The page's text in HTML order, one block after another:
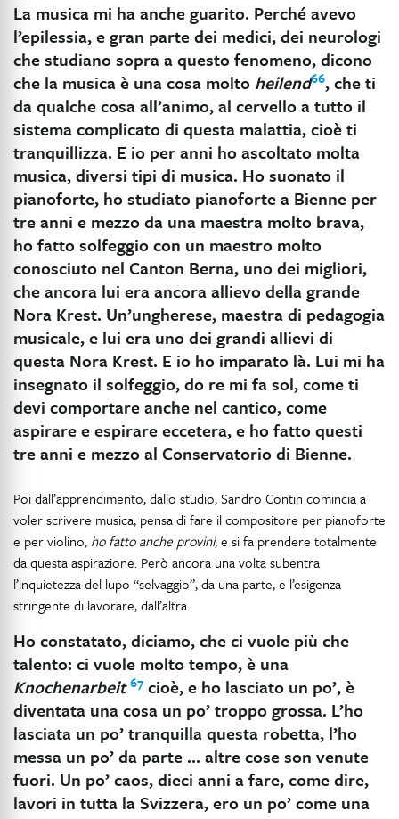
La musica mi ha anche guarito. Perché avevo
l’epilessia, e gran parte dei medici, dei neurologi
che studiano sopra a questo fenomeno, dicono
che la musica è una cosa molto heilend66, che ti
da qualche cosa all’animo, al cervello a tutto il
sistema complicato di questa malattia, cioè ti
tranquillizza. E io per anni ho ascoltato molta
musica, diversi tipi di musica. Ho suonato il
pianoforte, ho studiato pianoforte a Bienne per
tre anni e mezzo da una maestra molto brava,
ho fatto solfeggio con un maestro molto
conosciuto nel Canton Berna, uno dei migliori,
che ancora lui era ancora allievo della grande
Nora Krest. Un’ungherese, maestra di pedagogia
musicale, e lui era uno dei grandi allievi di
questa Nora Krest. E io ho imparato là. Lui mi ha
insegnato il solfeggio, do re mi fa sol, come ti
devi comportare anche nel cantico, come
aspirare e espirare eccetera, e ho fatto questi
tre anni e mezzo al Conservatorio di Bienne.
Poi dall’apprendimento, dallo studio, Sandro Contin comincia a
voler scrivere musica, pensa di fare il compositore per pianoforte
e per violino, ho fatto anche provini, e si fa prendere totalmente
da questa aspirazione. Però ancora una volta subentra
l’inquietezza del lupo “selvaggio”, da una parte, e l’esigenza
stringente di lavorare, dall’altra.
Ho constatato, diciamo, che ci vuole più che
talento: ci vuole molto tempo, è una
Knochenarbeit 67 cioè, e ho lasciato un po’, è
diventata una cosa un po’ troppo grossa. L’ho
lasciata un po’ tranquilla questa robetta, l’ho
messa un po’ da parte … altre cose son venute
fuori. Un po’ caos, dieci anni a fare, come dire,
lavori in tutta la Svizzera, ero un po’ come una